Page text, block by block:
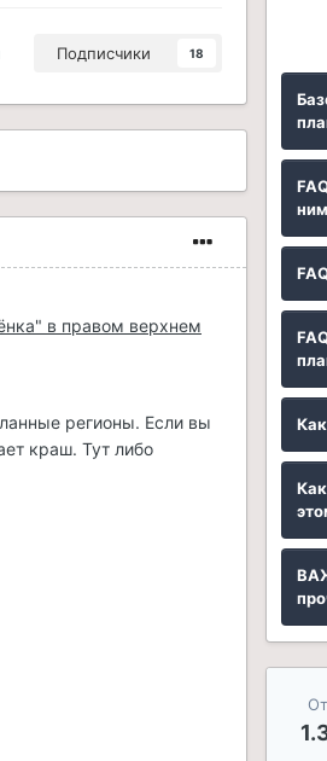
Подписчики 18
в правом верхнем
регионы. Если вы
краш. Тут либо